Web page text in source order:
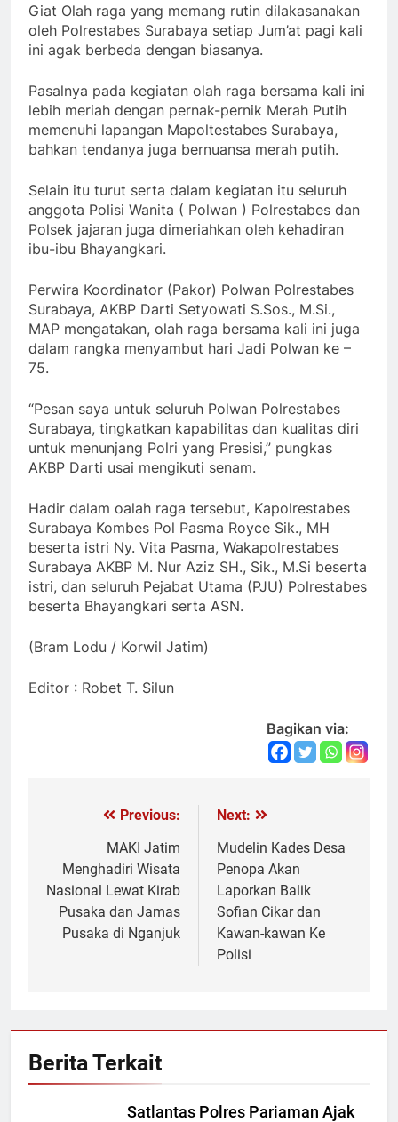
Giat Olah raga yang memang rutin dilakasanakan
oleh Polrestabes Surabaya setiap Jum’at pagi kali
ini agak berbeda dengan biasanya.
Pasalnya pada kegiatan olah raga bersama kali ini
lebih meriah dengan pernak-pernik Merah Putih
memenuhi lapangan Mapoltestabes Surabaya,
bahkan tendanya juga bernuansa merah putih.
Selain itu turut serta dalam kegiatan itu seluruh
anggota Polisi Wanita ( Polwan ) Polrestabes dan
Polsek jajaran juga dimeriahkan oleh kehadiran
ibu-ibu Bhayangkari.
Perwira Koordinator (Pakor) Polwan Polrestabes
Surabaya, AKBP Darti Setyowati S.Sos., M.Si.,
MAP mengatakan, olah raga bersama kali ini juga
dalam rangka menyambut hari Jadi Polwan ke –
75.
“Pesan saya untuk seluruh Polwan Polrestabes
Surabaya, tingkatkan kapabilitas dan kualitas diri
untuk menunjang Polri yang Presisi,” pungkas
AKBP Darti usai mengikuti senam.
Hadir dalam oalah raga tersebut, Kapolrestabes
Surabaya Kombes Pol Pasma Royce Sik., MH
beserta istri Ny. Vita Pasma, Wakapolrestabes
Surabaya AKBP M. Nur Aziz SH., Sik., M.Si beserta
istri, dan seluruh Pejabat Utama (PJU) Polrestabes
beserta Bhayangkari serta ASN.
(Bram Lodu / Korwil Jatim)
Editor : Robet T. Silun
Bagikan via:
NavigasiPrevious:
MAKI Jatim
Menghadiri Wisata
Nasional Lewat Kirab
Pusaka dan Jamas
Pusaka di Nganjuk
Next:
Mudelin Kades Desa
Penopa Akan
Laporkan Balik
Sofian Cikar dan
Kawan-kawan Ke
Polisi
Berita Terkait
Satlantas Polres Pariaman Ajak